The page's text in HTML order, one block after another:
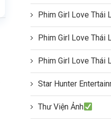
Phim Girl Love Thái
Phim Girl Love Thái
Phim Girl Love Thái
Star Hunter
Thư Viện Ảnh